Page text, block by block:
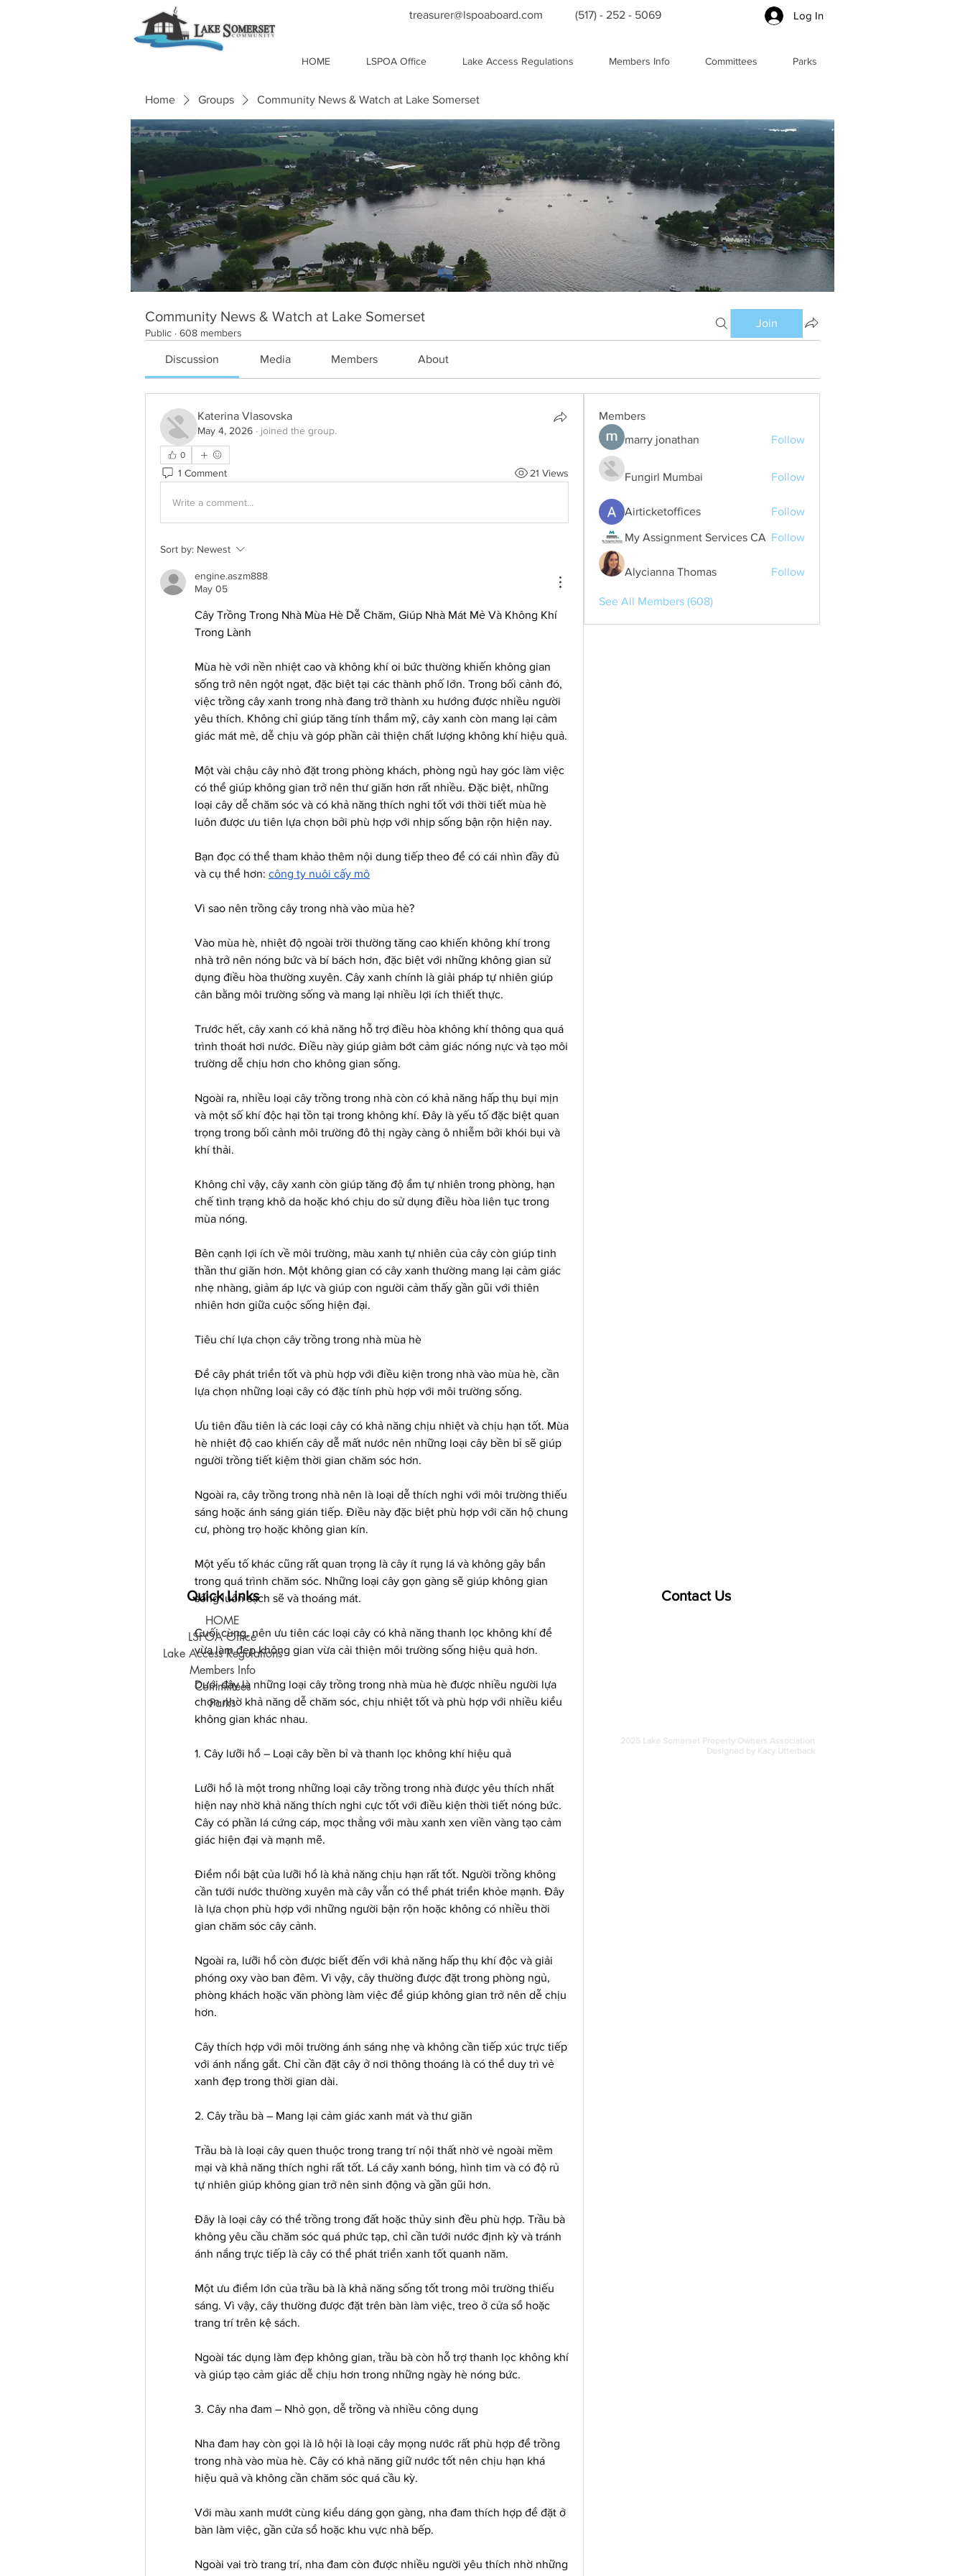
treasurer@lspoaboard.com (517) - 252 - 5069 Log In
HOME LSPOA Office Lake Access Regulations Members Info Committees Parks
Home Groups Community News & Watch at Lake Somerset
Community News & Watch at Lake Somerset
Public · 608 members
Join
Discussion Media Members About
Katerina Vlasovska
May 4, 2026 · joined the group.
0
1 Comment 21 Views
Write a comment...
Sort by: Newest
engine.aszm888
May 05
Cây Trồng Trong Nhà Mùa Hè Dễ Chăm, Giúp Nhà Mát Mẻ Và Không Khí
Trong Lành
Mùa hè với nền nhiệt cao và không khí oi bức thường khiến không gian
sống trở nên ngột ngạt, đặc biệt tại các thành phố lớn. Trong bối cảnh đó,
việc trồng cây xanh trong nhà đang trở thành xu hướng được nhiều người
yêu thích. Không chỉ giúp tăng tính thẩm mỹ, cây xanh còn mang lại cảm
giác mát mẻ, dễ chịu và góp phần cải thiện chất lượng không khí hiệu quả.
Một vài chậu cây nhỏ đặt trong phòng khách, phòng ngủ hay góc làm việc
có thể giúp không gian trở nên thư giãn hơn rất nhiều. Đặc biệt, những
loại cây dễ chăm sóc và có khả năng thích nghi tốt với thời tiết mùa hè
luôn được ưu tiên lựa chọn bởi phù hợp với nhịp sống bận rộn hiện nay.
Bạn đọc có thể tham khảo thêm nội dung tiếp theo để có cái nhìn đầy đủ
và cụ thể hơn: công ty nuôi cấy mô
Vì sao nên trồng cây trong nhà vào mùa hè?
Vào mùa hè, nhiệt độ ngoài trời thường tăng cao khiến không khí trong
nhà trở nên nóng bức và bí bách hơn, đặc biệt với những không gian sử
dụng điều hòa thường xuyên. Cây xanh chính là giải pháp tự nhiên giúp
cân bằng môi trường sống và mang lại nhiều lợi ích thiết thực.
Trước hết, cây xanh có khả năng hỗ trợ điều hòa không khí thông qua quá
trình thoát hơi nước. Điều này giúp giảm bớt cảm giác nóng nực và tạo môi
trường dễ chịu hơn cho không gian sống.
Ngoài ra, nhiều loại cây trồng trong nhà còn có khả năng hấp thụ bụi mịn
và một số khí độc hại tồn tại trong không khí. Đây là yếu tố đặc biệt quan
trọng trong bối cảnh môi trường đô thị ngày càng ô nhiễm bởi khói bụi và
khí thải.
Không chỉ vậy, cây xanh còn giúp tăng độ ẩm tự nhiên trong phòng, hạn
chế tình trạng khô da hoặc khó chịu do sử dụng điều hòa liên tục trong
mùa nóng.
Bên cạnh lợi ích về môi trường, màu xanh tự nhiên của cây còn giúp tinh
thần thư giãn hơn. Một không gian có cây xanh thường mang lại cảm giác
nhẹ nhàng, giảm áp lực và giúp con người cảm thấy gần gũi với thiên
nhiên hơn giữa cuộc sống hiện đại.
Tiêu chí lựa chọn cây trồng trong nhà mùa hè
Để cây phát triển tốt và phù hợp với điều kiện trong nhà vào mùa hè, cần
lựa chọn những loại cây có đặc tính phù hợp với môi trường sống.
Ưu tiên đầu tiên là các loại cây có khả năng chịu nhiệt và chịu hạn tốt. Mùa
hè nhiệt độ cao khiến cây dễ mất nước nên những loại cây bền bỉ sẽ giúp
người trồng tiết kiệm thời gian chăm sóc hơn.
Ngoài ra, cây trồng trong nhà nên là loại dễ thích nghi với môi trường thiếu
sáng hoặc ánh sáng gián tiếp. Điều này đặc biệt phù hợp với căn hộ chung
cư, phòng trọ hoặc không gian kín.
Một yếu tố khác cũng rất quan trọng là cây ít rụng lá và không gây bẩn
trong quá trình chăm sóc. Những loại cây gọn gàng sẽ giúp không gian
sống luôn sạch sẽ và thoáng mát.
Cuối cùng, nên ưu tiên các loại cây có khả năng thanh lọc không khí để
vừa làm đẹp không gian vừa cải thiện môi trường sống hiệu quả hơn.
Dưới đây là những loại cây trồng trong nhà mùa hè được nhiều người lựa
chọn nhờ khả năng dễ chăm sóc, chịu nhiệt tốt và phù hợp với nhiều kiểu
không gian khác nhau.
1. Cây lưỡi hổ – Loại cây bền bỉ và thanh lọc không khí hiệu quả
Lưỡi hổ là một trong những loại cây trồng trong nhà được yêu thích nhất
hiện nay nhờ khả năng thích nghi cực tốt với điều kiện thời tiết nóng bức.
Cây có phần lá cứng cáp, mọc thẳng với màu xanh xen viền vàng tạo cảm
giác hiện đại và mạnh mẽ.
Điểm nổi bật của lưỡi hổ là khả năng chịu hạn rất tốt. Người trồng không
cần tưới nước thường xuyên mà cây vẫn có thể phát triển khỏe mạnh. Đây
là lựa chọn phù hợp với những người bận rộn hoặc không có nhiều thời
gian chăm sóc cây cảnh.
Ngoài ra, lưỡi hổ còn được biết đến với khả năng hấp thụ khí độc và giải
phóng oxy vào ban đêm. Vì vậy, cây thường được đặt trong phòng ngủ,
phòng khách hoặc văn phòng làm việc để giúp không gian trở nên dễ chịu
hơn.
Cây thích hợp với môi trường ánh sáng nhẹ và không cần tiếp xúc trực tiếp
với ánh nắng gắt. Chỉ cần đặt cây ở nơi thông thoáng là có thể duy trì vẻ
xanh đẹp trong thời gian dài.
2. Cây trầu bà – Mang lại cảm giác xanh mát và thư giãn
Trầu bà là loại cây quen thuộc trong trang trí nội thất nhờ vẻ ngoài mềm
mại và khả năng thích nghi rất tốt. Lá cây xanh bóng, hình tim và có độ rủ
tự nhiên giúp không gian trở nên sinh động và gần gũi hơn.
Đây là loại cây có thể trồng trong đất hoặc thủy sinh đều phù hợp. Trầu bà
không yêu cầu chăm sóc quá phức tạp, chỉ cần tưới nước định kỳ và tránh
ánh nắng trực tiếp là cây có thể phát triển xanh tốt quanh năm.
Một ưu điểm lớn của trầu bà là khả năng sống tốt trong môi trường thiếu
sáng. Vì vậy, cây thường được đặt trên bàn làm việc, treo ở cửa sổ hoặc
trang trí trên kệ sách.
Ngoài tác dụng làm đẹp không gian, trầu bà còn hỗ trợ thanh lọc không khí
và giúp tạo cảm giác dễ chịu hơn trong những ngày hè nóng bức.
3. Cây nha đam – Nhỏ gọn, dễ trồng và nhiều công dụng
Nha đam hay còn gọi là lô hội là loại cây mọng nước rất phù hợp để trồng
trong nhà vào mùa hè. Cây có khả năng giữ nước tốt nên chịu hạn khá
hiệu quả và không cần chăm sóc quá cầu kỳ.
Với màu xanh mướt cùng kiểu dáng gọn gàng, nha đam thích hợp để đặt ở
bàn làm việc, gần cửa sổ hoặc khu vực nhà bếp.
Ngoài vai trò trang trí, nha đam còn được nhiều người yêu thích nhờ những
Members
marry jonathan
Follow
Fungirl Mumbai Follow
Airticketoffices Follow
My Assignment Services CA Follow
Alycianna Thomas Follow
See All Members (608)
Quick Links
HOME
LSPOA Office
Lake Access Regulations
Members Info
Committees
Parks
Contact Us
2025 Lake Somerset Property Owners Association
Designed by Kacy Utterback